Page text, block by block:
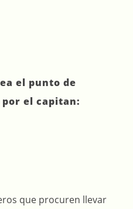
el punto de
el capitan:
que procuren llevar